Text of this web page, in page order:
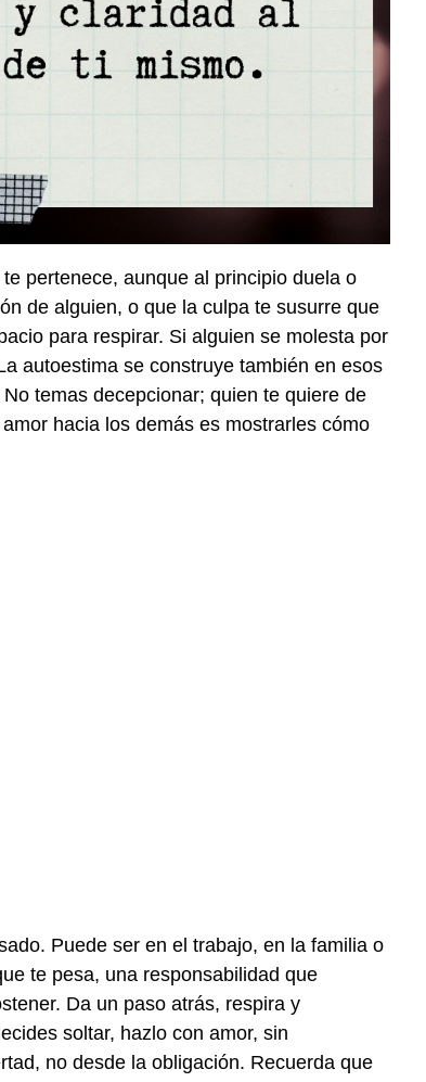
pertenece, aunque al principio duela o
de alguien, o que la culpa te susurre que
para respirar. Si alguien se molesta por
autoestima se construye también en esos
temas decepcionar; quien te quiere de
hacia los demás es mostrarles cómo
Puede ser en el trabajo, en la familia o
te pesa, una responsabilidad que
Da un paso atrás, respira y
soltar, hazlo con amor, sin
no desde la obligación. Recuerda que